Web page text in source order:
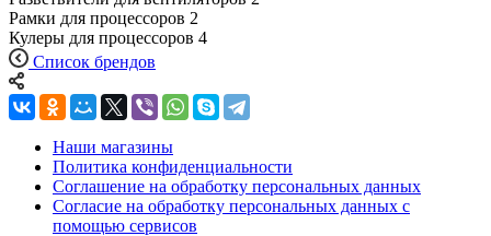
Рамки для процессоров 2
Кулеры для процессоров 4
Список брендов
Наши магазины
Политика конфиденциальности
Соглашение на обработку персональных данных
Согласие на обработку персональных данных с
помощью сервисов